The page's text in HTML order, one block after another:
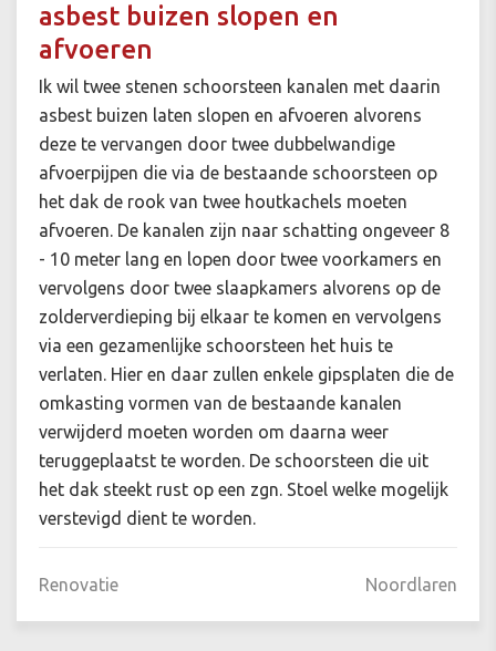
asbest buizen slopen en
afvoeren
Ik wil twee stenen schoorsteen kanalen met daarin
asbest buizen laten slopen en afvoeren alvorens
deze te vervangen door twee dubbelwandige
afvoerpijpen die via de bestaande schoorsteen op
het dak de rook van twee houtkachels moeten
afvoeren. De kanalen zijn naar schatting ongeveer 8
- 10 meter lang en lopen door twee voorkamers en
vervolgens door twee slaapkamers alvorens op de
zolderverdieping bij elkaar te komen en vervolgens
via een gezamenlijke schoorsteen het huis te
verlaten. Hier en daar zullen enkele gipsplaten die de
omkasting vormen van de bestaande kanalen
verwijderd moeten worden om daarna weer
teruggeplaatst te worden. De schoorsteen die uit
het dak steekt rust op een zgn. Stoel welke mogelijk
verstevigd dient te worden.
Renovatie Noordlaren